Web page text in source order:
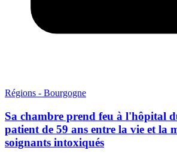
Régions - Bourgogne
Sa chambre prend feu à l'hôpital
patient de 59 ans entre la vie et la
soignants intoxiqués